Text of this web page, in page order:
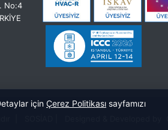
No:4
için Çerez Politikası sayfamızı